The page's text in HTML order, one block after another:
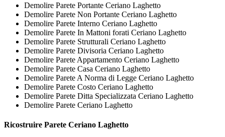
Demolire Parete Portante Ceriano Laghetto
Demolire Parete Non Portante Ceriano Laghetto
Demolire Parete Interno Ceriano Laghetto
Demolire Parete In Mattoni forati Ceriano Laghetto
Demolire Parete Strutturali Ceriano Laghetto
Demolire Parete Divisoria Ceriano Laghetto
Demolire Parete Appartamento Ceriano Laghetto
Demolire Parete Casa Ceriano Laghetto
Demolire Parete A Norma di Legge Ceriano Laghetto
Demolire Parete Costo Ceriano Laghetto
Demolire Parete Ditta Specializzata Ceriano Laghetto
Demolire Parete Ceriano Laghetto
Ricostruire Parete Ceriano Laghetto